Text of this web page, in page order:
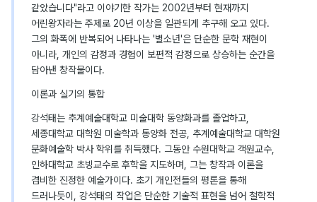
같았습니다"라고 이야기한 작가는 2002년부터 현재까지
어린왕자라는 주제로 20년 이상을 일관되게 추구해 오고 있다.
그의 화폭에 반복되어 나타나는 '별소년'은 단순한 문학 재현이
아니라, 개인의 감정과 경험이 보편적 감정으로 상승하는 순간을
담아낸 창작물이다.
이론과 실기의 통합
강석태는 추계예술대학교 미술대학 동양화과를 졸업하고,
세종대학교 대학원 미술학과 동양화 전공, 추계예술대학교 대학원
문화예술학 박사 학위를 취득했다. 그동안 수원대학교 객원교수,
인하대학교 초빙교수로 후학을 지도하며, 그는 창작과 이론을
겸비한 진정한 예술가이다. 초기 개인전들의 평론을 통해
드러나듯이, 강석태의 작업은 단순한 기술적 표현을 넘어 철학적